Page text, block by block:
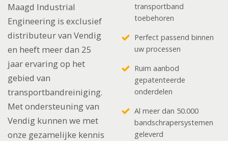
Maagd Industrial
Engineering is exclusief
distributeur van Vendig
en heeft meer dan 25
jaar ervaring op het
gebied van
transportbandreiniging.
Met ondersteuning van
Vendig kunnen we met
onze gezamelijke kennis
transportband
toebehoren
Perfect passend binnen
uw processen
Ruim aanbod
gepatenteerde
onderdelen
Al meer dan 50.000
bandschrapersystemen
geleverd